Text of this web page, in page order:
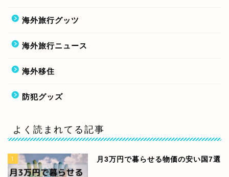
海外旅行グッツ
海外旅行ニュース
海外移住
防犯グッズ
よく読まれてる記事
1 月3万円で暮らせる物価の安い国7選